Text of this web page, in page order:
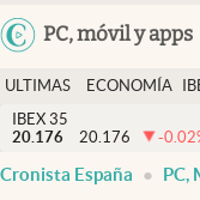
PC, móvil y apps
Política
Actualidad
Criptomonedas
España
ULTIMAS
NOTICIAS
ECONOMÍA
FINANZAS
IBEX 35
20.176
20.176 -0.02
Cronista España PC,